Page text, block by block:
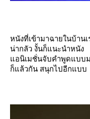
หนังที่เข้ามาฉายในบ้าน
น่ากลัว งั้นก็แนะนำหนัง
อนิเมชั่นจับคำพูดแบบม
ก็แล้วกัน สนุกไปอีกแบบ